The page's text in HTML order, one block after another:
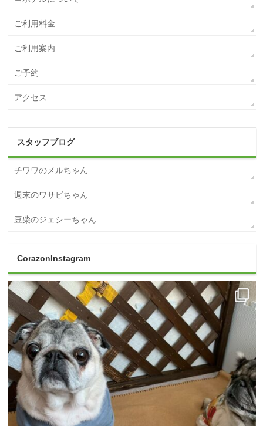
ご利用料金
ご利用案内
ご予約
アクセス
スタッフブログ
チワワのメルちゃん
週末のワサビちゃん
豆柴のジェシーちゃん
CorazonInstagram